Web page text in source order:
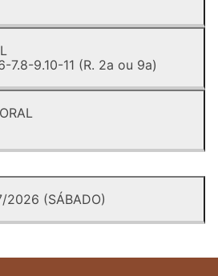
9.10-11 (R. 2a ou 9a)
2026 (SÁBADO)